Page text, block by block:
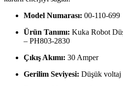
Model Numarası: 00-110-699
Ürün Tanımı: Kuka Robot
– PH803-2830
Çıkış Akımı: 30 Amper
Gerilim Seviyesi: Düşük